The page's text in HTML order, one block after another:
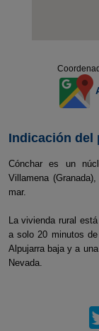
Indicación del
Cónchar es un
Villamena
mar.
La vivienda rural
a solo 20 minutos
Alpujarra baja y a
Nevada.